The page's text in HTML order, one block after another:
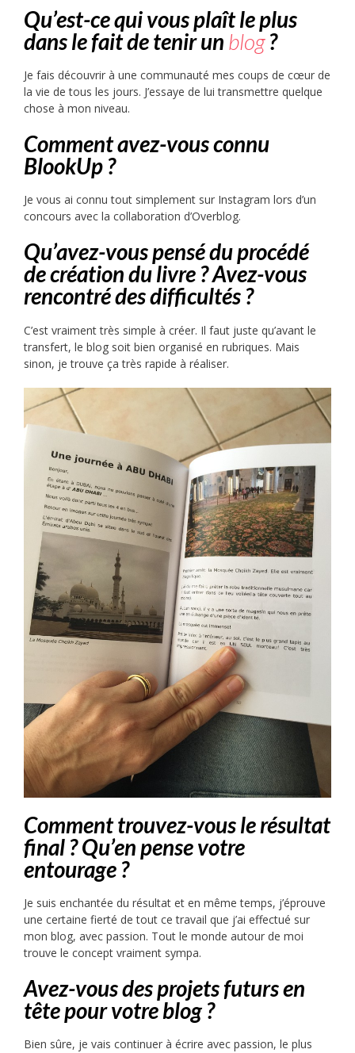
Qu’est-ce qui vous plaît le plus
dans le fait de tenir un blog?
Je fais découvrir à une communauté mes coups de cœur de
la vie de tous les jours. J’essaye de lui transmettre quelque
chose à mon niveau.
Comment avez-vous connu
BlookUp ?
Je vous ai connu tout simplement sur Instagram lors d’un
concours avec la collaboration d’Overblog.
Qu’avez-vous pensé du procédé
de création du livre ? Avez-vous
rencontré des difficultés ?
C’est vraiment très simple à créer. Il faut juste qu’avant le
transfert, le blog soit bien organisé en rubriques. Mais
sinon, je trouve ça très rapide à réaliser.
Comment trouvez-vous le résultat
final ? Qu’en pense votre
entourage ?
Je suis enchantée du résultat et en même temps, j’éprouve
une certaine fierté de tout ce travail que j’ai effectué sur
mon blog, avec passion. Tout le monde autour de moi
trouve le concept vraiment sympa.
Avez-vous des projets futurs en
tête pour votre blog ?
Bien sûre, je vais continuer à écrire avec passion, le plus